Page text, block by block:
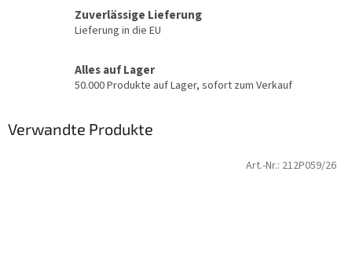
Zuverlässige Lieferung
Lieferung in die EU
Alles auf Lager
50.000 Produkte auf Lager, sofort zum Verkauf
Verwandte Produkte
Art.-Nr.: 212P059/26